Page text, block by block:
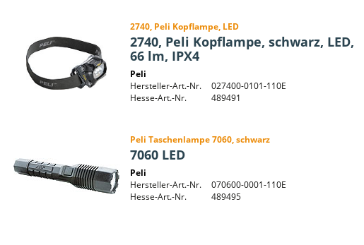
2740, Peli Kopflampe, LED
2740, Peli Kopflampe, schwarz, LED,
66 lm, IPX4
Peli
Hersteller-Art.-Nr.
027400-0101-110E
Hesse-Art.-Nr.
489491
Peli Taschenlampe 7060, schwarz
7060 LED
Peli
Hersteller-Art.-Nr.
070600-0001-110E
Hesse-Art.-Nr.
489495